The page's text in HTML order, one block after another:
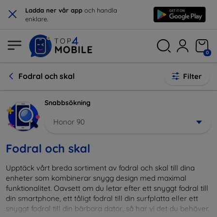
× Ladda ner vår app och handla
enklare.
0
Fodral och skal Filter
Snabbsökning
Honor 90
Fodral och skal
Upptäck vårt breda sortiment av fodral och skal till dina
enheter som kombinerar snygg design med maximal
funktionalitet. Oavsett om du letar efter ett snyggt fodral till
din smartphone, ett tåligt fodral till din surfplatta eller ett
snyggt fodral till din bärbara dator, så har vi det du behöver.